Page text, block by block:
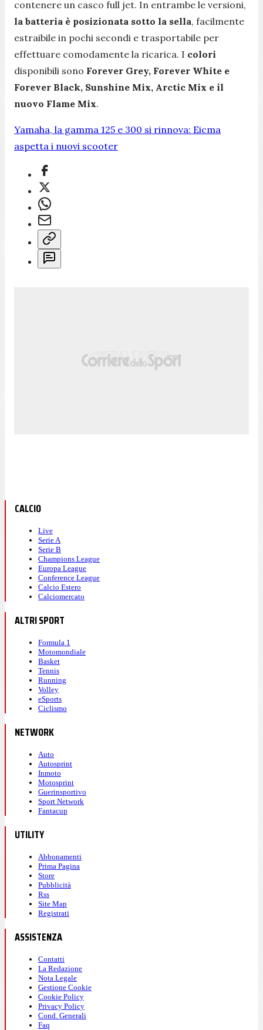
contenere un casco full jet. In entrambe le versioni,
la batteria è posizionata sotto la sella, facilmente
estraibile in pochi secondi e trasportabile per
effettuare comodamente la ricarica. I colori
disponibili sono Forever Grey, Forever White e
Forever Black, Sunshine Mix, Arctic Mix e il
nuovo Flame Mix.
Yamaha, la gamma 125 e 300 si rinnova: Eicma
aspetta i nuovi scooter
CALCIO
Live
Serie A
Serie B
Champions League
Europa League
Conference League
Calcio Estero
Calciomercato
ALTRI SPORT
Formula 1
Motomondiale
Basket
Tennis
Running
Volley
eSports
Ciclismo
NETWORK
Auto
Autosprint
Inmoto
Motosprint
Guerinsportivo
Sport Network
Fantacup
UTILITY
Abbonamenti
Prima Pagina
Store
Pubblicità
Rss
Site Map
Registrati
ASSISTENZA
Contatti
La Redazione
Nota Legale
Gestione Cookie
Cookie Policy
Privacy Policy
Cond. Generali
Faq